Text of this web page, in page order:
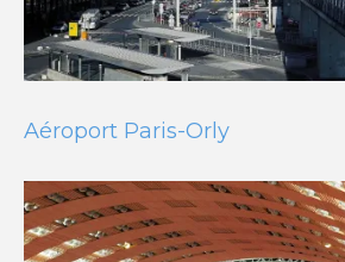
Aéroport Paris-Orly